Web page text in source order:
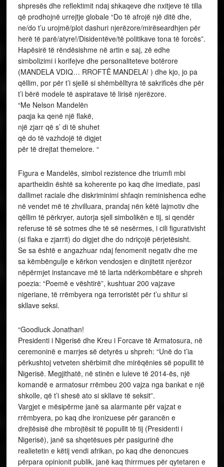
shpresës dhe reflektimit ndaj shkaqeve dhe nxitjeve të tilla
që prodhojnë urrejtje globale “Do të afrojë një ditë dhe,
ne/do t’u urojmë/plot dashuri njerëzore/mirëseardhjen për
herë të parë/atyre!/Disidentëve/të politikave tona të forcës”.
Hapësirë të rëndësishme në artin e saj, zë edhe
simbolizimi i korifejve dhe personaliteteve botërore
(MANDELA VDIQ… RROFTË MANDELA! ) dhe kjo, jo pa
qëllim, por për t’i sjellë si shëmbëlltyra të sakrificës dhe për
t’i bërë modele të aspiratave të lirisë njerëzore.
“Me Nelson Mandelën
paqja ka qenë një flakë,
një zjarr që s’ di të shuhet
që do të vazhdojë të digjet
për të drejtat themelore. “
Figura e Mandelës, simbol rezistence dhe triumfi mbi
apartheidin është sa koherente po kaq dhe imediate, pasi
dallimet raciale dhe diskriminimi shfaqin reminishenca edhe
në vendet më të zhvilluara, prandaj nën këtë lajmotiv dhe
qëllim të përkryer, autorja sjell simbolikën e tij, si qendër
referuse të së sotmes dhe të së nesërmes, i cili figurativisht
(si flaka e zjarrit) do digjet dhe do ndriçojë përjetësisht.
Se sa është e angazhuar ndaj fenomenit negativ dhe me
sa këmbëngulje e kërkon vendosjen e dinjitetit njerëzor
nëpërmjet instancave më të larta ndërkombëtare e shpreh
poezia: “Poemë e vështirë”, kushtuar 200 vajzave
nigeriane, të rrëmbyera nga terroristët për t’u shitur si
skllave seksi.
“Goodluck Jonathan!
Presidenti i Nigerisë dhe Kreu i Forcave të Armatosura, në
ceremoninë e marrjes së detyrës u shpreh: “Unë do t’ia
përkushtoj vetveten shërbimit dhe mirëqënies së popullit të
Nigerisë. Megjithatë, në stinën e luleve të 2014-ës, një
komandë e armatosur rrëmbeu 200 vajza nga bankat e një
shkolle, që t’i shesë ato si skllave të seksit”.
Vargjet e mësipërme janë sa alarmante për vajzat e
rrëmbyera, po kaq dhe ironizuese për garancën e
drejtësisë dhe mbrojtësit të popullit të tij (Presidenti i
Nigerisë), janë sa shqetësues për pasigurinë dhe
realietetin e këtij vendi afrikan, po kaq dhe denoncues
përpara opinionit publik, janë kaq thirrmues për qytetaren e